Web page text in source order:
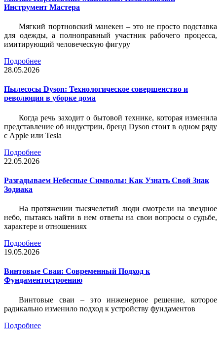
Инструмент Мастера
Мягкий портновский манекен – это не просто подставка
для одежды, а полноправный участник рабочего процесса,
имитирующий человеческую фигуру
Подробнее
28.05.2026
Пылесосы Dyson: Технологическое совершенство и
революция в уборке дома
Когда речь заходит о бытовой технике, которая изменила
представление об индустрии, бренд Dyson стоит в одном ряду
с Apple или Tesla
Подробнее
22.05.2026
Разгадываем Небесные Символы: Как Узнать Свой Знак
Зодиака
На протяжении тысячелетий люди смотрели на звездное
небо, пытаясь найти в нем ответы на свои вопросы о судьбе,
характере и отношениях
Подробнее
19.05.2026
Винтовые Сваи: Современный Подход к
Фундаментостроению
Винтовые сваи – это инженерное решение, которое
радикально изменило подход к устройству фундаментов
Подробнее